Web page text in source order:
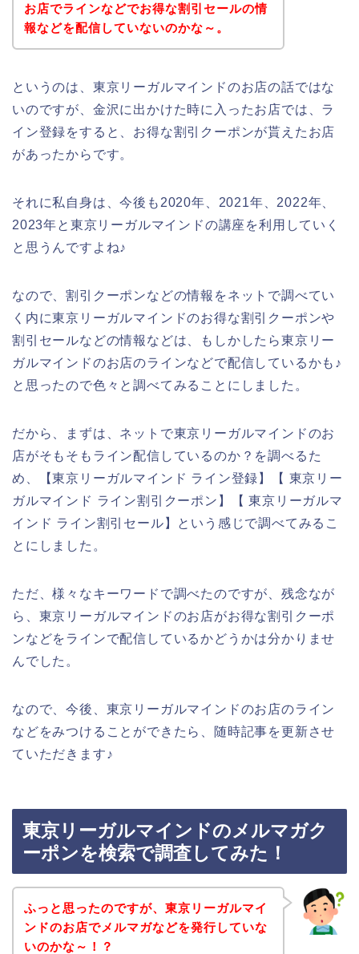
お店でラインなどでお得な割引セールの情
報などを配信していないのかな～。
というのは、東京リーガルマインドのお店の話ではな
いのですが、金沢に出かけた時に入ったお店では、ラ
イン登録をすると、お得な割引クーポンが貰えたお店
があったからです。
それに私自身は、今後も2020年、2021年、2022年、
2023年と東京リーガルマインドの講座を利用していく
と思うんですよね♪
なので、割引クーポンなどの情報をネットで調べてい
く内に東京リーガルマインドのお得な割引クーポンや
割引セールなどの情報などは、もしかしたら東京リー
ガルマインドのお店のラインなどで配信しているかも♪
と思ったので色々と調べてみることにしました。
だから、まずは、ネットで東京リーガルマインドのお
店がそもそもライン配信しているのか？を調べるた
め、【東京リーガルマインド ライン登録】【 東京リー
ガルマインド ライン割引クーポン】【 東京リーガルマ
インド ライン割引セール】という感じで調べてみるこ
とにしました。
ただ、様々なキーワードで調べたのですが、残念なが
ら、東京リーガルマインドのお店がお得な割引クーポ
ンなどをラインで配信しているかどうかは分かりませ
んでした。
なので、今後、東京リーガルマインドのお店のライン
などをみつけることができたら、随時記事を更新させ
ていただきます♪
東京リーガルマインドのメルマガク
ーポンを検索で調査してみた！
ふっと思ったのですが、東京リーガルマイ
ンドのお店でメルマガなどを発行していな
いのかな～！？